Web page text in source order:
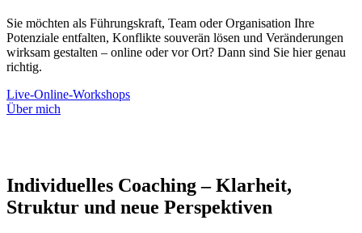
Sie möchten als Führungskraft, Team oder Organisation Ihre
Potenziale entfalten, Konflikte souverän lösen und Veränderungen
wirksam gestalten – online oder vor Ort? Dann sind Sie hier genau
richtig.
Live-Online-Workshops
Über mich
Individuelles Coaching – Klarheit,
Struktur und neue Perspektiven